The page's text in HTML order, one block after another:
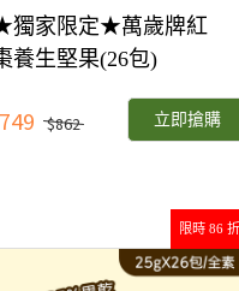
獨家限定★萬歲牌紅
養生堅果(26包)
$862 立即搶購
限時 86 折